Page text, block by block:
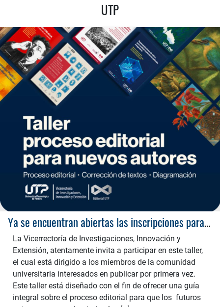
UTP
Ya se encuentran abiertas las inscripciones para el “Taller proceso editorial para nuevos autores”
La Vicerrectoría de Investigaciones, Innovación y
Extensión, atentamente invita a participar en este taller,
el cual está dirigido a los miembros de la comunidad
universitaria interesados en publicar por primera vez.
Este taller está diseñado con el fin de ofrecer una guía
integral sobre el proceso editorial para que los futuros